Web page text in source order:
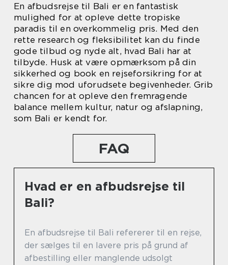
En afbudsrejse til Bali er en fantastisk
mulighed for at opleve dette tropiske
paradis til en overkommelig pris. Med den
rette research og fleksibilitet kan du finde
gode tilbud og nyde alt, hvad Bali har at
tilbyde. Husk at være opmærksom på din
sikkerhed og book en rejseforsikring for at
sikre dig mod uforudsete begivenheder. Grib
chancen for at opleve den fremragende
balance mellem kultur, natur og afslapning,
som Bali er kendt for.
FAQ
Hvad er en afbudsrejse til
Bali?
En afbudsrejse til Bali refererer til en rejse,
der sælges til en lavere pris på grund af
afbestilling eller manglende udsolgt